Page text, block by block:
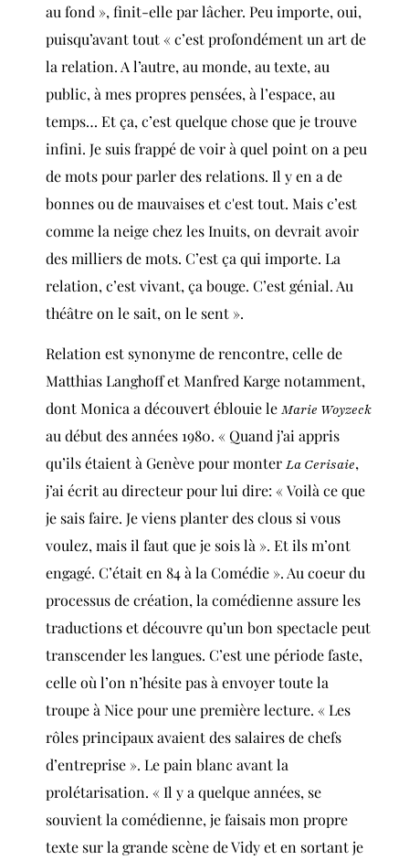
au fond », finit-elle par lâcher. Peu importe, oui,
puisqu’avant tout « c’est profondément un art de
la relation. A l’autre, au monde, au texte, au
public, à mes propres pensées, à l’espace, au
temps… Et ça, c’est quelque chose que je trouve
infini. Je suis frappé de voir à quel point on a peu
de mots pour parler des relations. Il y en a de
bonnes ou de mauvaises et c'est tout. Mais c’est
comme la neige chez les Inuits, on devrait avoir
des milliers de mots. C’est ça qui importe. La
relation, c’est vivant, ça bouge. C’est génial. Au
théâtre on le sait, on le sent ».
Relation est synonyme de rencontre, celle de
Matthias Langhoff et Manfred Karge notamment,
dont Monica a découvert éblouie le Marie Woyzeck
au début des années 1980. « Quand j’ai appris
qu’ils étaient à Genève pour monter La Cerisaie,
j’ai écrit au directeur pour lui dire: « Voilà ce que
je sais faire. Je viens planter des clous si vous
voulez, mais il faut que je sois là ». Et ils m’ont
engagé. C’était en 84 à la Comédie ». Au coeur du
processus de création, la comédienne assure les
traductions et découvre qu’un bon spectacle peut
transcender les langues. C’est une période faste,
celle où l’on n’hésite pas à envoyer toute la
troupe à Nice pour une première lecture. « Les
rôles principaux avaient des salaires de chefs
d’entreprise ». Le pain blanc avant la
prolétarisation. « Il y a quelque années, se
souvient la comédienne, je faisais mon propre
texte sur la grande scène de Vidy et en sortant je